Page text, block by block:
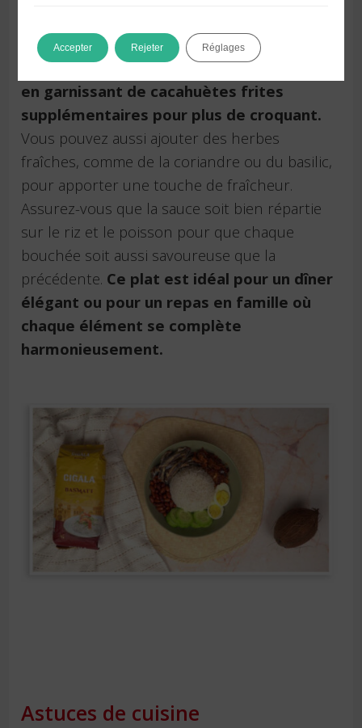
Servez le plat dans des assiettes individuelles,
en garnissant de cacahuètes frites
supplémentaires pour plus de croquant.
Vous pouvez aussi ajouter des herbes
fraîches, comme de la coriandre ou du basilic,
pour apporter une touche de fraîcheur.
Assurez-vous que la sauce soit bien répartie
sur le riz et le poisson pour que chaque
bouchée soit aussi savoureuse que la
précédente. Ce plat est idéal pour un dîner
élégant ou pour un repas en famille où
chaque élément se complète
harmonieusement.
Astuces de cuisine
Accepter Rejeter Réglages